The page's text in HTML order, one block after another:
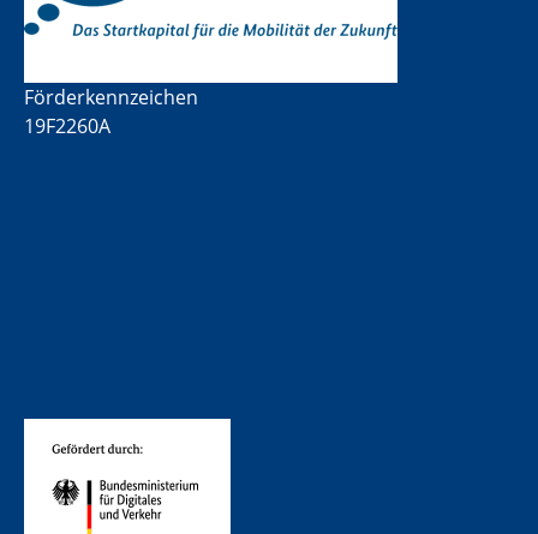
Förderkennzeichen
19F2260A